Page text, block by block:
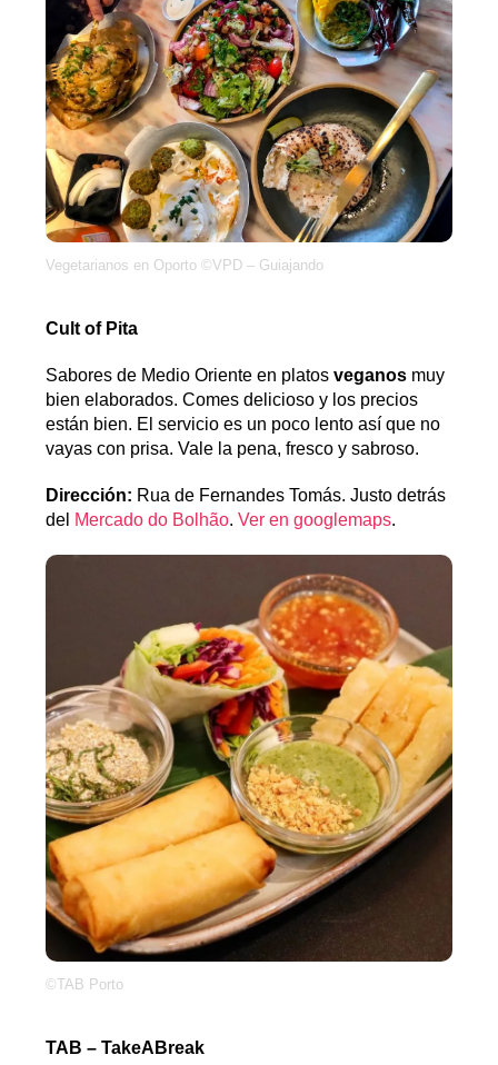
Vegetarianos en Oporto ©VPD – Guiajando
Cult of Pita
Sabores de Medio Oriente en platosveganos muy
bien elaborados. Comes delicioso y los precios
están bien. El servicio es un poco lento así que no
vayas con prisa. Vale la pena, fresco y sabroso.
Dirección: Rua de Fernandes Tomás. Justo detrás
del Mercado do Bolhão.Ver en googlemaps.
©TAB Porto
TAB – TakeABreak